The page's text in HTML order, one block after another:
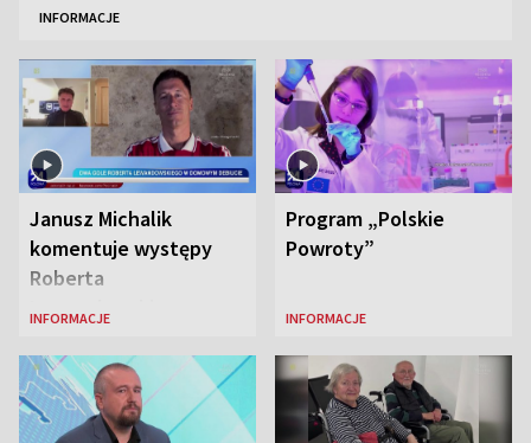
INFORMACJE
Janusz Michalik
komentuje występy
Roberta
Lewandowskiego w
Zjednoczonych
INFORMACJE
Program „Polskie
Powroty”
INFORMACJE